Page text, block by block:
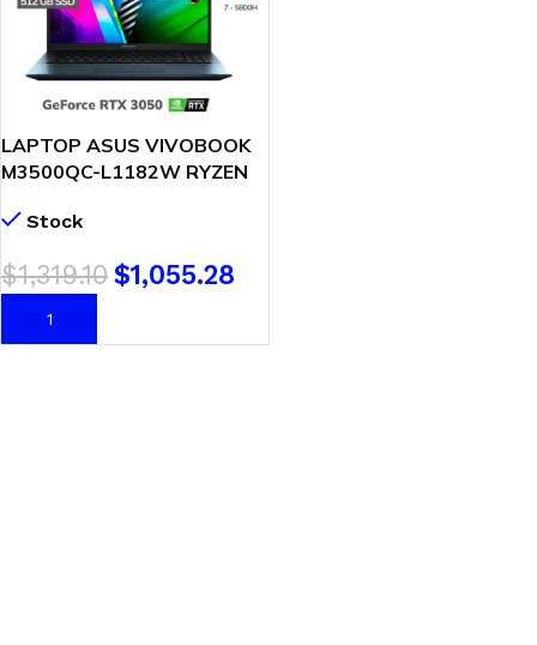
LAPTOP ASUS VIVOBOOK
M3500QC-L1182W RYZEN
T. VIDEO RTX 3050 4GB
11
Stock
$1,319.10$1,055.28
AÑADIR AL CARRITO